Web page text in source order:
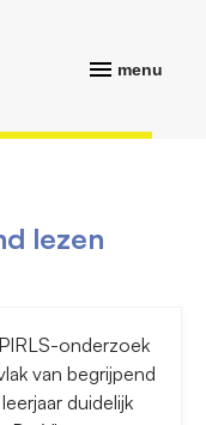
menu
lezen
onderzoek
van begrijpend
duidelijk